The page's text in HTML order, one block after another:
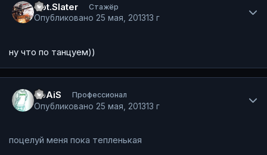
Cpt.Slater Стажёр
Опубликовано 25 мая, 201313 г
ну что по танцуем))
SpAiS Профессионал
Опубликовано 25 мая, 201313 г
поцелуй меня пока тепленькая